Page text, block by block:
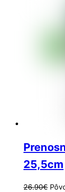
25,5cm
26.90€